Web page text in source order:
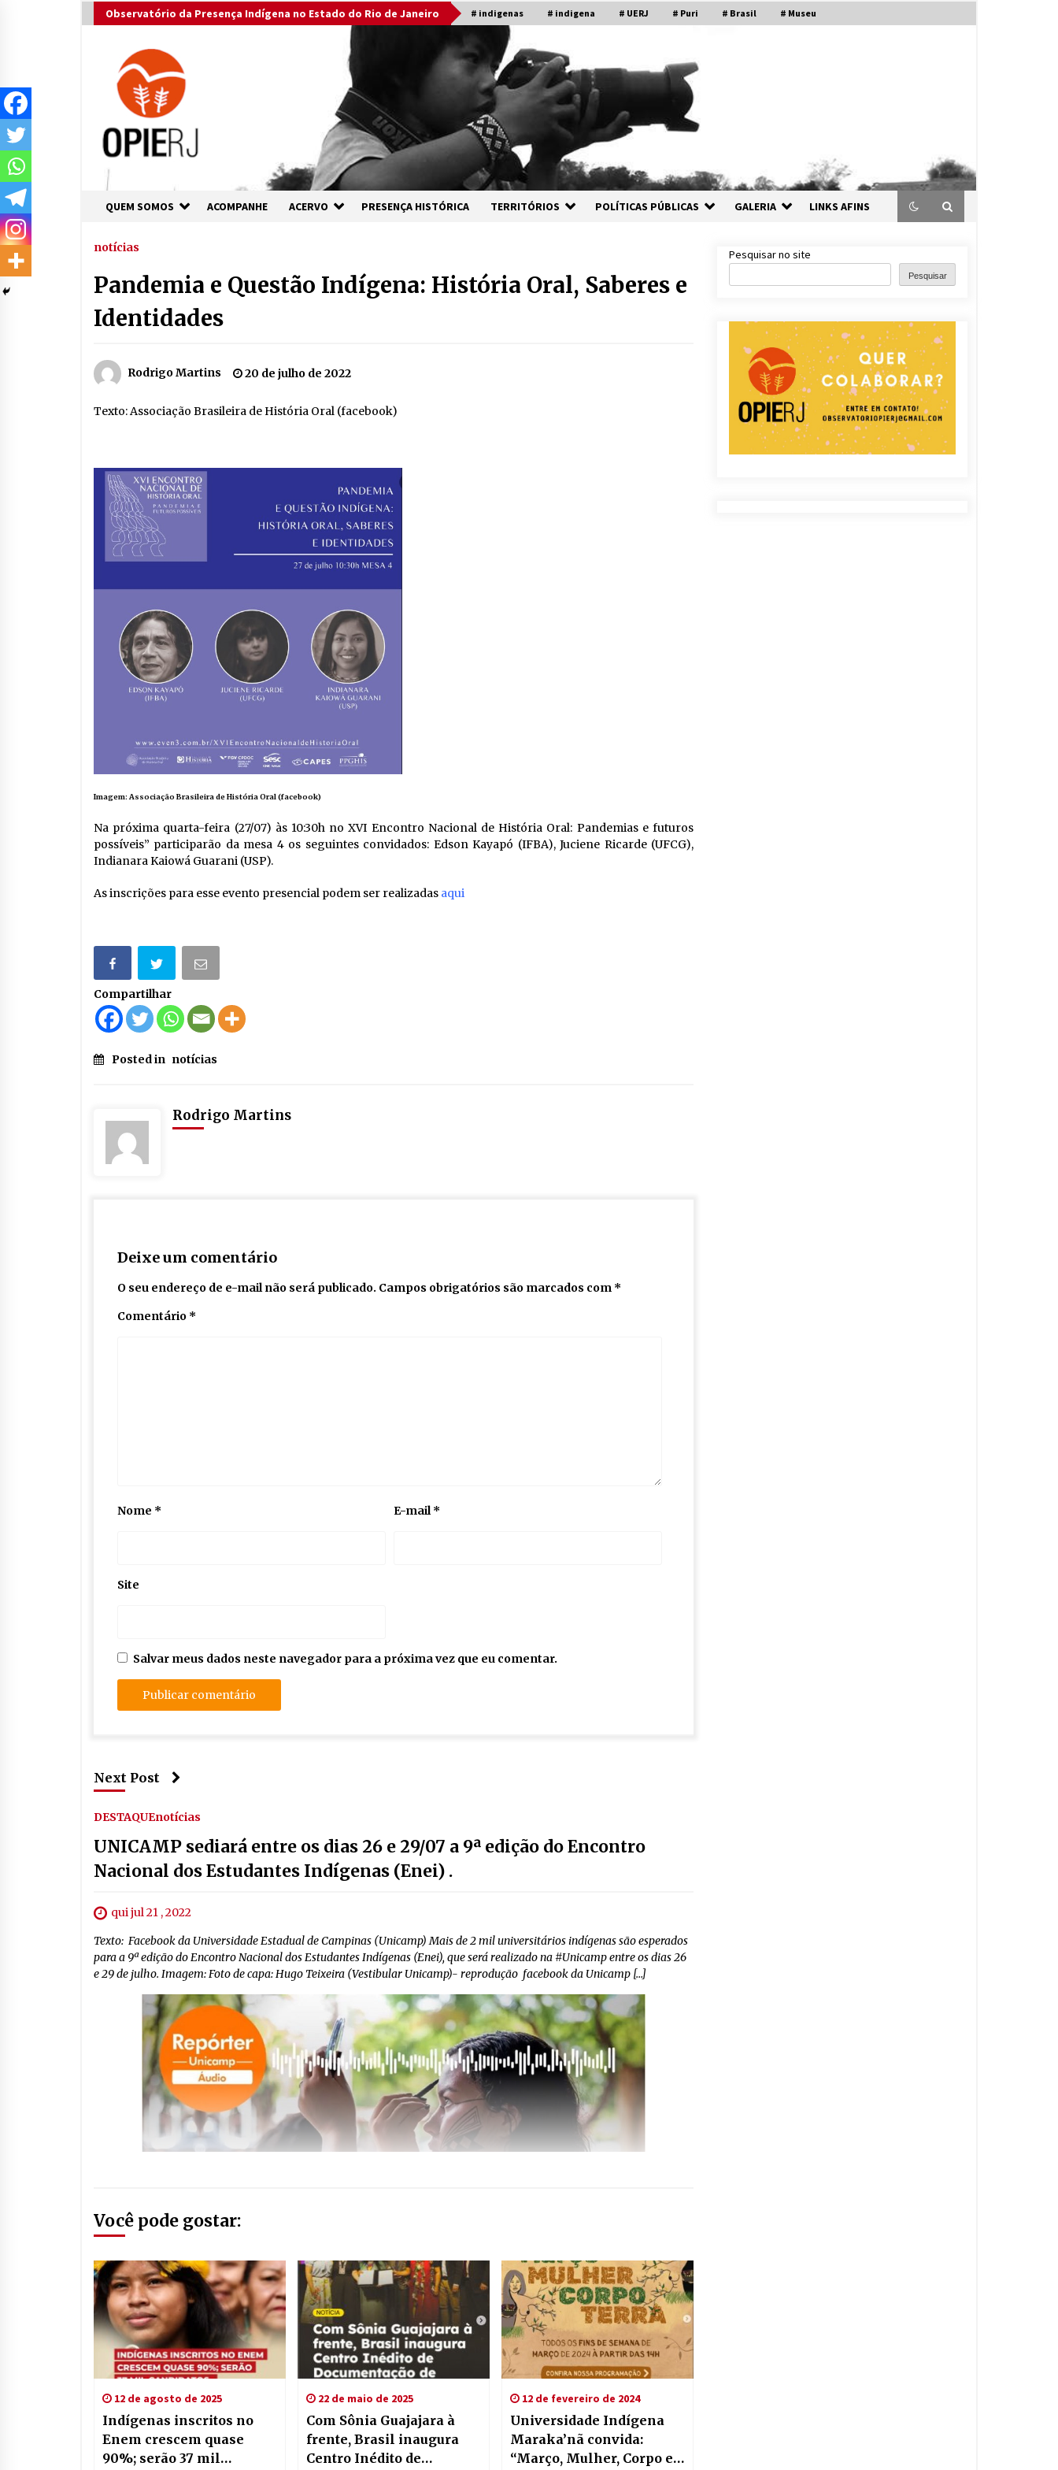
to
Observatório da Presença Indígena no Estado do Rio de Janeiro # indigenas # indigena # UERJ # Puri # Brasil # Museu
QUEM SOMOS ACOMPANHE ACERVO PRESENÇA HISTÓRICA TERRITÓRIOS POLÍTICAS PÚBLICAS GALERIA LINKS AFINS
notícias
Pandemia e Questão Indígena: História Oral, Saberes e
Identidades
Rodrigo Martins 20 de julho de 2022
Texto: Associação Brasileira de História Oral (facebook)
Imagem: Associação Brasileira de História Oral (facebook)
Na próxima quarta-feira (27/07) às 10:30h no XVI Encontro Nacional de História Oral: Pandemias e futuros
possíveis” participarão da mesa 4 os seguintes convidados: Edson Kayapó (IFBA), Juciene Ricarde (UFCG),
Indianara Kaiowá Guarani (USP).
As inscrições para esse evento presencial podem ser realizadas aqui
Compartilhar
Posted in notícias
Rodrigo Martins
Deixe um comentário
O seu endereço de e-mail não será publicado. Campos obrigatórios são marcados com *
Comentário *
Nome * E-mail*
Site
Salvar meus dados neste navegador para a próxima vez que eu comentar.
Next Post
DESTAQUEnotícias
UNICAMP sediará entre os dias 26 e 29/07 a 9ª edição do Encontro
Nacional dos Estudantes Indígenas (Enei) .
qui jul 21 , 2022
Texto: Facebook da Universidade Estadual de Campinas (Unicamp) Mais de 2 mil universitários indígenas são esperados
para a 9ª edição do Encontro Nacional dos Estudantes Indígenas (Enei), que será realizado na #Unicamp entre os dias 26
e 29 de julho. Imagem: Foto de capa: Hugo Teixeira (Vestibular Unicamp)- reprodução facebook da Unicamp […]
Você pode gostar:
12 de agosto de 2025
Indígenas inscritos no
Enem crescem quase
90%; serão 37 mil
22 de maio de 2025
Com Sônia Guajajara à
frente, Brasil inaugura
Centro Inédito de
12 de fevereiro de 2024
Universidade Indígena
Maraka’nã convida:
“Março, Mulher, Corpo e
Pesquisar no site
Pesquisar